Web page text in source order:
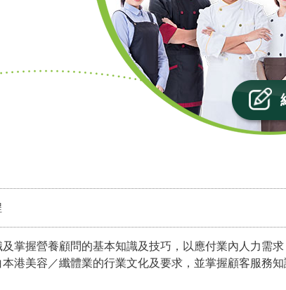
掌握營養顧問的基本知識及技巧，以應付業內人力需求
本港美容／纖體業的行業文化及要求，並掌握顧客服務